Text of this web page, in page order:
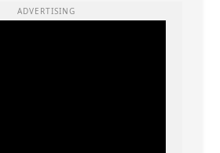
ADVERTISING